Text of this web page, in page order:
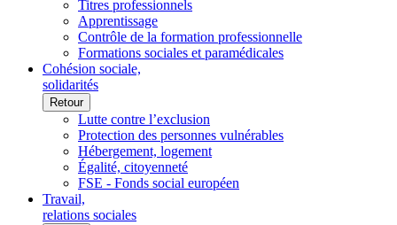
Titres professionnels
Apprentissage
Contrôle de la formation professionnelle
Formations sociales et paramédicales
Cohésion sociale,
solidarités
Retour
Lutte contre l’exclusion
Protection des personnes vulnérables
Hébergement, logement
Égalité, citoyenneté
FSE - Fonds social européen
Travail,
relations sociales